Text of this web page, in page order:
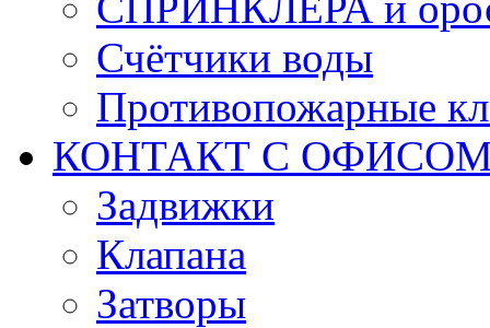
Счётчики воды
Противопожарные
КОНТАКТ С ОФИСОМ
Задвижки
Клапана
Затворы